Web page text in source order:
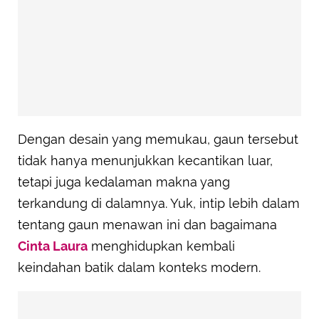
Dengan desain yang memukau, gaun tersebut
tidak hanya menunjukkan kecantikan luar,
tetapi juga kedalaman makna yang
terkandung di dalamnya. Yuk, intip lebih dalam
tentang gaun menawan ini dan bagaimana
Cinta Laura menghidupkan kembali
keindahan batik dalam konteks modern.